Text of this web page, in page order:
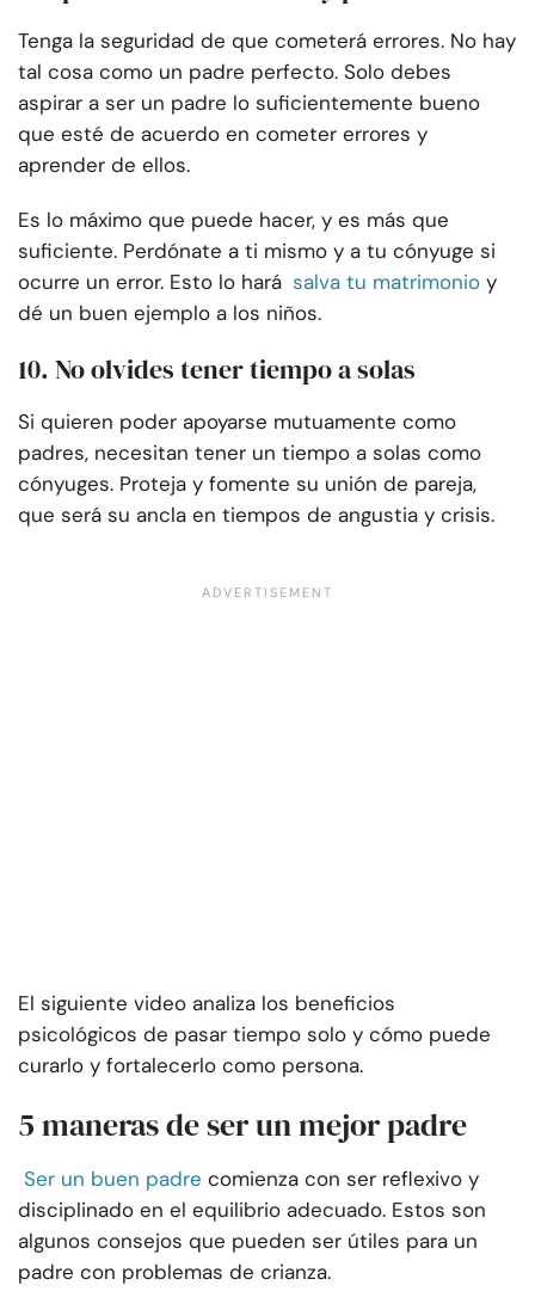
Tenga la seguridad de que cometerá errores. No hay
tal cosa como un padre perfecto. Solo debes
aspirar a ser un padre lo suficientemente bueno
que esté de acuerdo en cometer errores y
aprender de ellos.
Es lo máximo que puede hacer, y es más que
suficiente. Perdónate a ti mismo y a tu cónyuge si
ocurre un error. Esto lo hará salva tu matrimonio y
dé un buen ejemplo a los niños.
10. No olvides tener tiempo a solas
Si quieren poder apoyarse mutuamente como
padres, necesitan tener un tiempo a solas como
cónyuges. Proteja y fomente su unión de pareja,
que será su ancla en tiempos de angustia y crisis.
El siguiente video analiza los beneficios
psicológicos de pasar tiempo solo y cómo puede
curarlo y fortalecerlo como persona.
5 maneras de ser un mejor padre
Ser un buen padre comienza con ser reflexivo y
disciplinado en el equilibrio adecuado. Estos son
algunos consejos que pueden ser útiles para un
padre con problemas de crianza.